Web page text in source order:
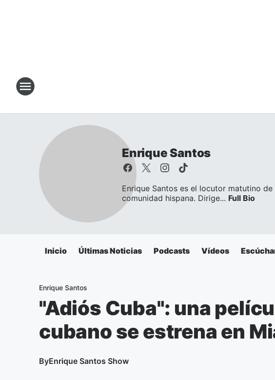
Enrique Santos
Enrique Santos es el locutor matutino
comunidad hispana. Dirige... Full Bio
Inicio Últimas Noticias Podcasts Vídeos
Enrique Santos
"Adiós Cuba": una
cubano se estrena en
ByEnrique Santos Show